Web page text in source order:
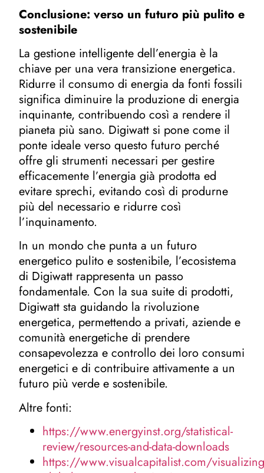
Conclusione: verso un futuro più pulito e
sostenibile
La gestione intelligente dell’energia è la
chiave per una vera transizione energetica.
Ridurre il consumo di energia da fonti fossili
significa diminuire la produzione di energia
inquinante, contribuendo così a rendere il
pianeta più sano. Digiwatt si pone come il
ponte ideale verso questo futuro perché
offre gli strumenti necessari per gestire
efficacemente l’energia già prodotta ed
evitare sprechi, evitando così di produrne
più del necessario e ridurre così
l’inquinamento.
In un mondo che punta a un futuro
energetico pulito e sostenibile, l’ecosistema
di Digiwatt rappresenta un passo
fondamentale. Con la sua suite di prodotti,
Digiwatt sta guidando la rivoluzione
energetica, permettendo a privati, aziende e
comunità energetiche di prendere
consapevolezza e controllo dei loro consumi
energetici e di contribuire attivamente a un
futuro più verde e sostenibile.
Altre fonti:
https://www.energyinst.org/statistical-
review/resources-and-data-downloads
https://www.visualcapitalist.com/